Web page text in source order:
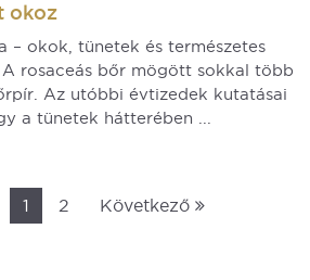
okoz
– okok, tünetek és természetes
A rosaceás bőr mögött sokkal több
Az utóbbi évtizedek kutatásai
a tünetek hátterében ...
1 2 Következő